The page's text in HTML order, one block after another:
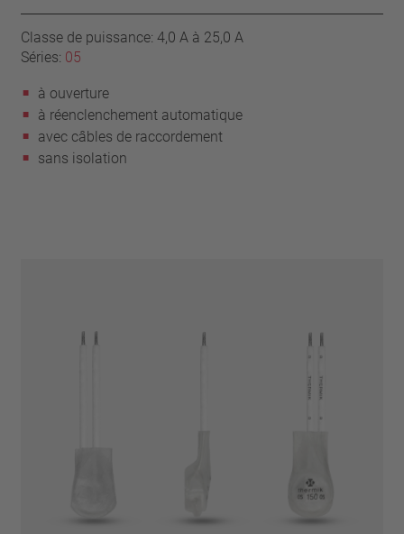
Classe de puissance: 4,0 A à 25,0 A
Séries: 05
à ouverture
à réenclenchement automatique
avec câbles de raccordement
sans isolation